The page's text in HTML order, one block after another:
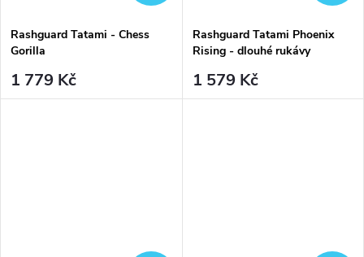
Rashguard Tatami - Chess
Gorilla
1 779 Kč
Rashguard Tatami Phoenix
Rising - dlouhé rukávy
1 579 Kč